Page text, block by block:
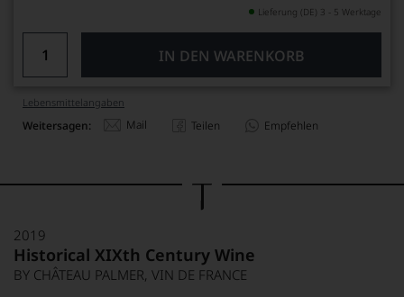
Lieferung (DE) 3 - 5 Werktage
IN DEN WARENKORB
Lebensmittel­angaben
Weitersagen: Mail Teilen Empfehlen
2019
Historical XIXth Century Wine
BY CHÂTEAU PALMER, VIN DE FRANCE